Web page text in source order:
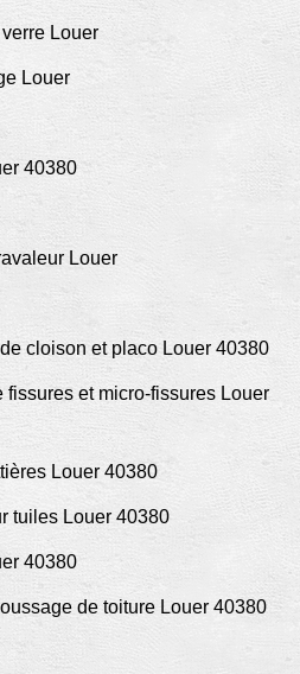
Louer
Louer
40380
Louer
cloison et placo Louer 40380
et micro-fissures Louer
Louer 40380
tuiles Louer 40380
40380
de toiture Louer 40380